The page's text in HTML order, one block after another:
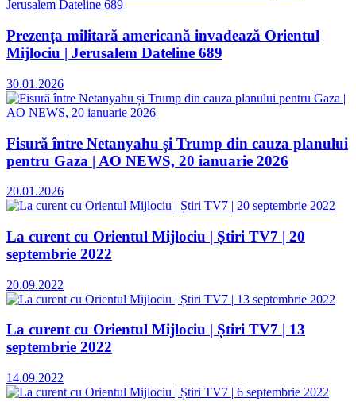
Prezența militară americană invadează Orientul
Mijlociu | Jerusalem Dateline 689
30.01.2026
Fisură între Netanyahu și Trump din cauza planului
pentru Gaza | AO NEWS, 20 ianuarie 2026
20.01.2026
La curent cu Orientul Mijlociu | Știri TV7 | 20
septembrie 2022
20.09.2022
La curent cu Orientul Mijlociu | Știri TV7 | 13
septembrie 2022
14.09.2022